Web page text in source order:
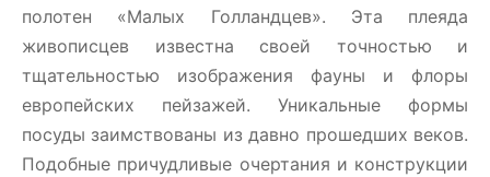
полотен «Малых Голландцев». Эта плеяда
живописцев известна своей точностью и
тщательностью изображения фауны и флоры
европейских пейзажей. Уникальные формы
посуды заимствованы из давно прошедших веков.
Подобные причудливые очертания и конструкции